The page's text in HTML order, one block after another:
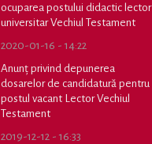
ocuparea postului didactic lector
universitar Vechiul Testament
2020-01-16 - 14:22
Anunț privind depunerea
dosarelor de candidatură pentru
postul vacant Lector Vechiul
Testament
2019-12-12 - 16:33